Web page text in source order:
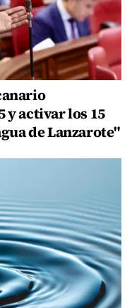
y activar los 15
de Lanzarote"